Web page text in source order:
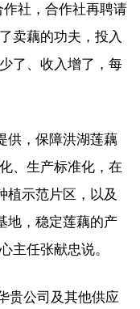
作社，合作社再聘请
卖藕的功夫，投入
了、收入增了，每
供，保障洪湖莲藕
、生产标准化，在
植示范片区，以及
地，稳定莲藕的产
主任张献忠说。
贵公司及其他供应